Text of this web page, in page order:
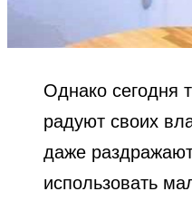
Однако сегодня
радуют своих
даже
использовать